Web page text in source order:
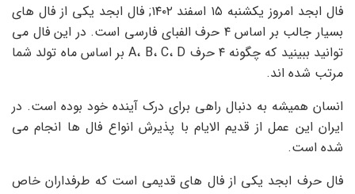
فال ابجد امروز یکشنبه ۱۵ اسفند ۱۴۰۲; فال ابجد یکی از فال های
بسیار جالب بر اساس ۴ حرف الفبای فارسی است. در این فال می
توانید ببینید که چگونه ۴ حرف A، B، C، D بر اساس ماه تولد شما
مرتب شده اند.
انسان همیشه به دنبال راهی برای درک آینده خود بوده است. در
ایران این عمل از قدیم الایام با پذیرش انواع فال ها انجام می
شده است.
فال حرف ابجد یکی از فال های قدیمی است که طرفداران خاص